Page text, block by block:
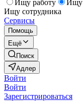
Ищу работу
Ищу
Ищу сотрудника
Сервисы
Помощь
Ещё
Поиск
Адлер
Войти
Войти
Зарегистрироваться